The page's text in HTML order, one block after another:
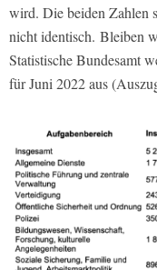
wird. Die beiden Zahlen
nicht identisch. Bleiben
Statistische Bundesamt
für Juni 2022 aus